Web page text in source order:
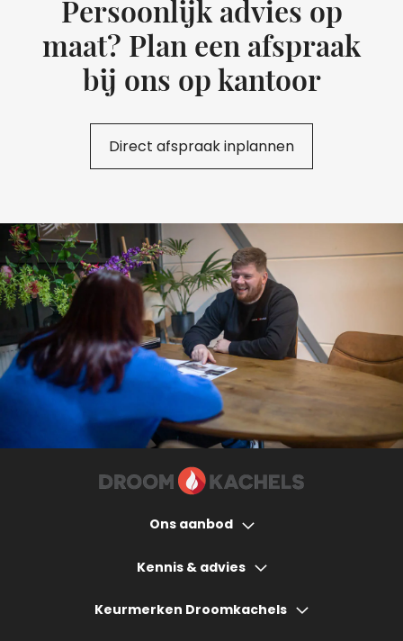
Persoonlijk advies op
maat? Plan een afspraak
bij ons op kantoor
Direct afspraak inplannen
Ons aanbod
Houtkachels
Kennis & advies
Hoeveel bespaart een houtkachel?
Keurmerken Droomkachels